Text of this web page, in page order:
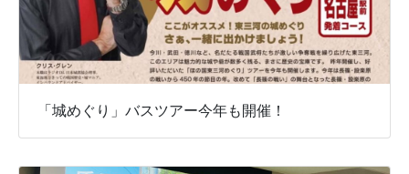
「城めぐり」バスツアー今年も開催！